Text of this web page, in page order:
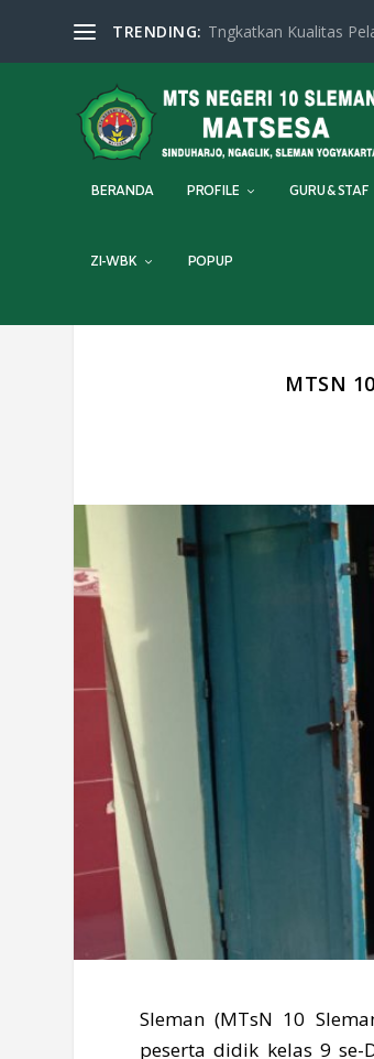
TRENDING: Tngkatkan Kualitas
BERANDA PROFILE GURU & STAF
ZI-WBK POPUP
MTSN
Sleman (MTsN 10
peserta didik kelas 9 se-